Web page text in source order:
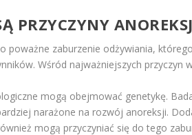
PRZYCZYNY
poważne zaburzenie odżywiania,
Wśród najważniejszych przyczyn
mogą obejmować genetykę.
narażone na rozwój anoreksji.
mogą przyczyniać się do tego